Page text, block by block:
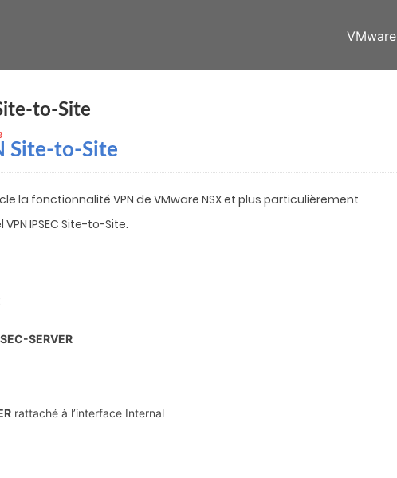
VMware
to-Site
Site-to-Site
la fonctionnalité VPN de VMware NSX et plus particulièrement
IPSEC Site-to-Site.
SERVER
rattaché à l’interface Internal